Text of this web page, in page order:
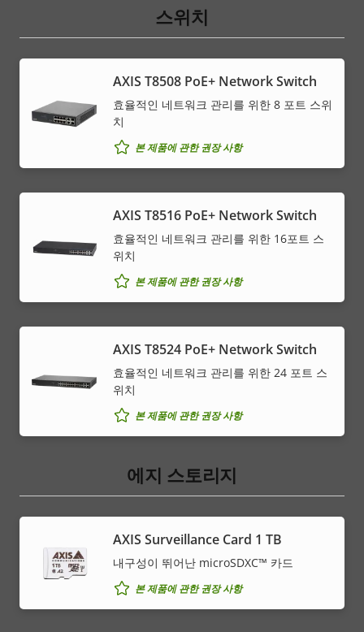
스위치
AXIS T8508 PoE+ Network Switch
효율적인 네트워크 관리를 위한 8 포트 스위
치
본 제품에 관한 권장 사항
AXIS T8516 PoE+ Network Switch
효율적인 네트워크 관리를 위한 16포트 스
위치
본 제품에 관한 권장 사항
AXIS T8524 PoE+ Network Switch
효율적인 네트워크 관리를 위한 24 포트 스
위치
본 제품에 관한 권장 사항
에지 스토리지
AXIS Surveillance Card 1 TB
내구성이 뛰어난 microSDXC™ 카드
본 제품에 관한 권장 사항